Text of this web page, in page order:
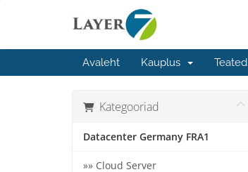
Avaleht Kauplus Teated
Kategooriad
Datacenter Germany FRA1
»» Cloud Server